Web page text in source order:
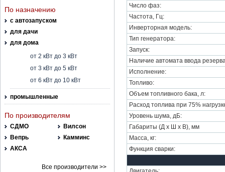
По назначению
с автозапуском
для дачи
для дома
от 2 кВт до 3 кВт
от 3 кВт до 5 кВт
от 6 кВт до 10 кВт
промышленные
По производителям
СДМО
Вилсон
Вепрь
Камминс
АКСА
Все производители >>
Число фаз:
Частота, Гц:
Инверторная модель:
Тип генератора:
Запуск:
Наличие автомата ввода
Исполнение:
Топливо:
Объем топливного бака, л:
Расход топлива при 75%
Уровень шума, дБ:
Габариты (Д х Ш х В), мм
Масса, кг:
Функция сварки: